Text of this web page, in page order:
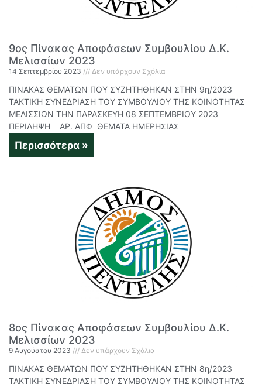
9ος Πίνακας Αποφάσεων Συμβουλίου Δ.Κ.
Μελισσίων 2023
14 Σεπτεμβρίου 2023 Δεν υπάρχουν Σχόλια
ΠΙΝΑΚΑΣ ΘΕΜΑΤΩΝ ΠΟΥ ΣΥΖΗΤΗΘΗΚΑΝ ΣΤΗΝ 9η/2023
ΤΑΚΤΙΚΗ ΣΥΝΕΔΡΙΑΣΗ ΤΟΥ ΣΥΜΒΟΥΛΙΟΥ ΤΗΣ ΚΟΙΝΟΤΗΤΑΣ
ΜΕΛΙΣΣΙΩΝ ΤΗΝ ΠΑΡΑΣΚΕΥΗ 08 ΣΕΠΤΕΜΒΡΙΟΥ 2023
ΠΕΡΙΛΗΨΗ ΑΡ. ΑΠΦ ΘΕΜΑΤΑ ΗΜΕΡΗΣΙΑΣ
Περισσότερα »
8ος Πίνακας Αποφάσεων Συμβουλίου Δ.Κ.
Μελισσίων 2023
9 Αυγούστου 2023 Δεν υπάρχουν Σχόλια
ΠΙΝΑΚΑΣ ΘΕΜΑΤΩΝ ΠΟΥ ΣΥΖΗΤΗΘΗΚΑΝ ΣΤΗΝ 8η/2023
ΤΑΚΤΙΚΗ ΣΥΝΕΔΡΙΑΣΗ ΤΟΥ ΣΥΜΒΟΥΛΙΟΥ ΤΗΣ ΚΟΙΝΟΤΗΤΑΣ